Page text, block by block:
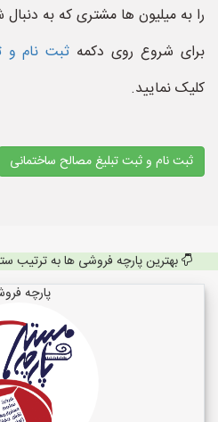
را به میلیون ها مشتری که به
برای شروع روی دکمه ثبت نام و
کلیک نمایید.
ثبت نام و ثبت تبلیغ مصالح ساختمانی
بهترین پارچه فروشی ها به ترتیب
پارچه